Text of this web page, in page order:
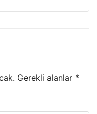
Gerekli alanlar *